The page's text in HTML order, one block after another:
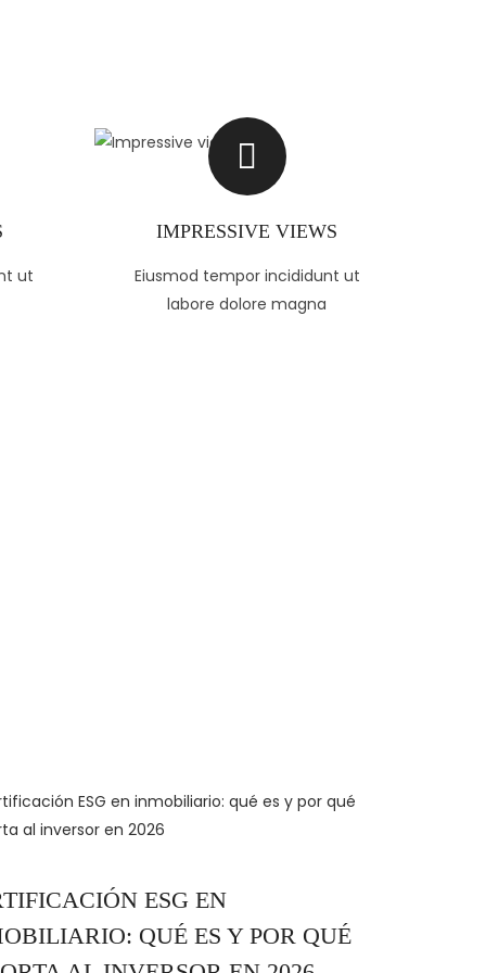
ut
IMPRESSIVE VIEWS
Eiusmod tempor incididunt ut
labore dolore magna
ESG EN
QUÉ ES Y POR QUÉ